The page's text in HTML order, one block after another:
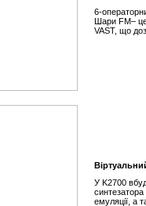
6-
Шари FM–
VAST, що
У K2700
емуляції, а